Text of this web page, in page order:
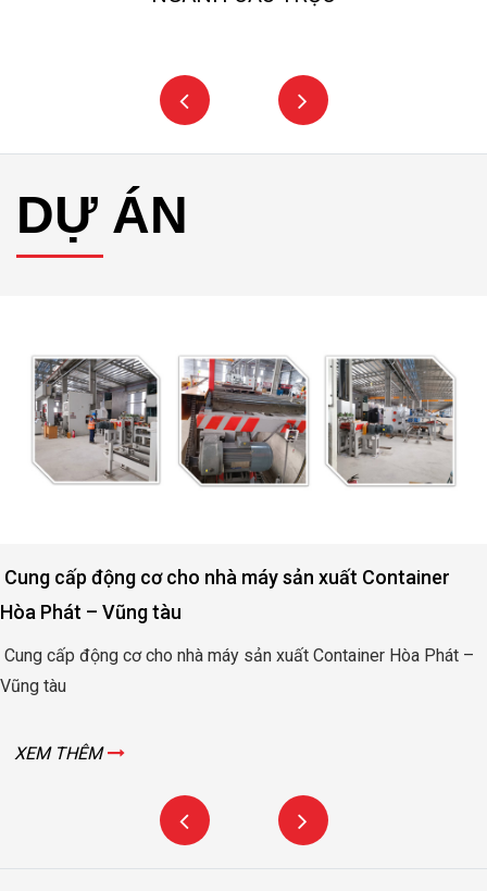
DỰ ÁN
Cung cấp động cơ cho nhà máy sản xuất Container
Hòa Phát – Vũng tàu
Cung cấp động cơ cho nhà máy sản xuất Container Hòa Phát –
Vũng tàu
XEM THÊM